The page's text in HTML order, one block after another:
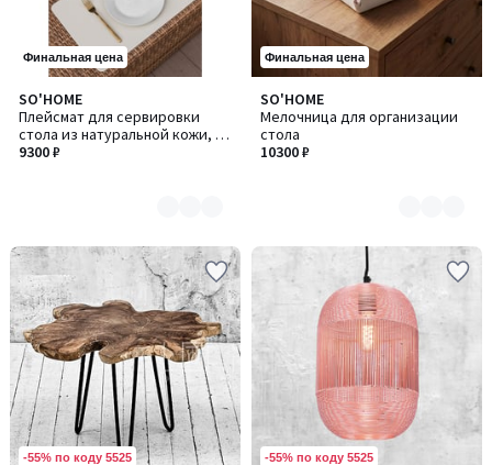
Финальная цена
SO'HOME
Плейсмат для сервировки
стола из натуральной кожи, 45
х 30 см
9300 ₽
Количество
цветов:
4
Финальная цена
SO'HOME
Мелочница для организации
стола
10300 ₽
Количество
цветов:
2
-55% по коду 5525 -55% по коду 5525